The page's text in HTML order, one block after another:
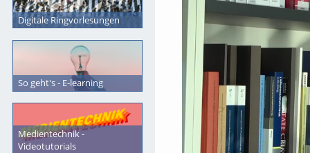
Digitale Ringvorlesungen
So geht's - E-learning
Medientechnik -
Videotutorials